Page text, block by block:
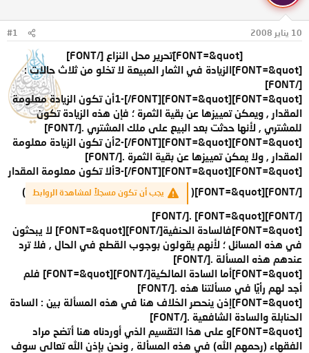
10 يناير 2008 #1
[FONT=&quot] تحرير محل النزاع [/FONT]
[FONT=&quot]الزيادة في الثمار المبيعة لا تخلو من ثلاث حالات :
[/FONT]
[FONT=&quot]1-[/FONT][FONT=&quot]أن تكون الزيادة معلومة
المقدار , ويمكن تمييزها عن بقية الثمرة ؛ فإن هذه الزيادة تكون
للمشتري , لأنها حدثت بعد البيع على ملك المشتري .[/FONT]
[FONT=&quot]2-[/FONT][FONT=&quot]أن تكون الزيادة معلومة
المقدار , ولا يمكن تمييزها عن بقية الثمرة .[/FONT]
[FONT=&quot]3-[/FONT][FONT=&quot]ألا تكون معلومة المقدار
[/FONT][FONT=&quot](
يجب أن تكون مسجلاً لمشاهدة الروابط
)
[/FONT][FONT=&quot] .[/FONT]
[FONT=&quot]فالسادة الحنفية[/FONT]
[FONT=&quot] لا يبحثون
في هذه المسائل ؛ لأنهم يقولون بوجوب القطع في الحال , فلا ترد
عندهم هذه المسألة .[/FONT]
[FONT=&quot]أما السادة المالكية[/FONT]
[FONT=&quot] فلم
أجد لهم رأيًا في مسألتنا هذه .[/FONT]
[FONT=&quot]إذن ينحصر الخلاف هنا في هذه المسألة بين :
السادة
الحنابلة والسادة الشافعية .[/FONT]
[FONT=&quot]و على هذا التقسيم الذي أوردناه هنا أتضح مراد
الفقهاء (رحمهم الله) في هذه المسألة , ونحن بإذن الله تعالى سوف